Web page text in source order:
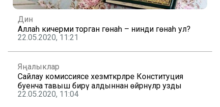
Дин
Аллаһ кичерми торган гөнаһ – нинди гөнаһ ул?
22.05.2020, 11:21
Яңалыклар
Сайлау комиссиясе хезмәткәрләре Конституция
буенча тавыш бирү алдыннан өйрәнүләр узды
22.05.2020, 11:04